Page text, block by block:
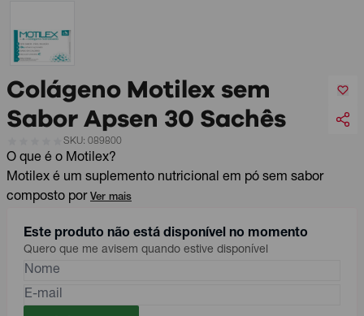
Colágeno Motilex sem
Sabor Apsen 30 Sachês
SKU: 089800
O que é o Motilex?
Motilex é um suplemento nutricional em pó sem sabor
composto por Ver mais
Este produto não está disponível no momento
Quero que me avisem quando estive disponível